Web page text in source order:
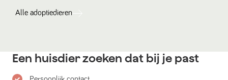
Alle adoptiedieren
Een huisdier zoeken dat bij je past